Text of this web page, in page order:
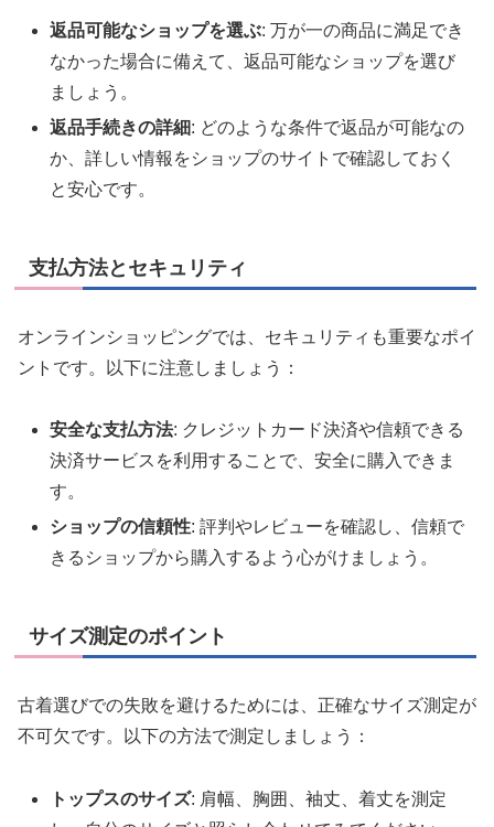
返品可能なショップを選ぶ: 万が一の商品に満足でき
なかった場合に備えて、返品可能なショップを選び
ましょう。
返品手続きの詳細: どのような条件で返品が可能なの
か、詳しい情報をショップのサイトで確認しておく
と安心です。
支払方法とセキュリティ
オンラインショッピングでは、セキュリティも重要なポイ
ントです。以下に注意しましょう：
安全な支払方法: クレジットカード決済や信頼できる
決済サービスを利用することで、安全に購入できま
す。
ショップの信頼性: 評判やレビューを確認し、信頼で
きるショップから購入するよう心がけましょう。
サイズ測定のポイント
古着選びでの失敗を避けるためには、正確なサイズ測定が
不可欠です。以下の方法で測定しましょう：
トップスのサイズ: 肩幅、胸囲、袖丈、着丈を測定